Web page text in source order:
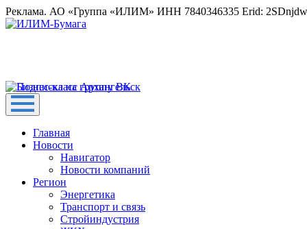
Реклама. АО «Группа «ИЛИМ» ИНН 7840346335 Erid:
Главная
Новости
Навигатор
Новости компаний
Регион
Энергетика
Транспорт и связь
Стройиндустрия